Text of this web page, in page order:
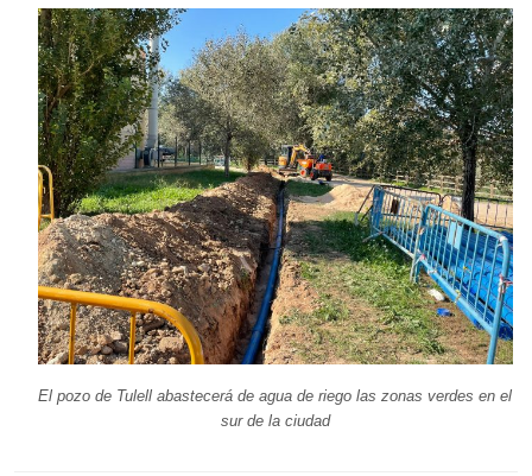
El pozo de Tulell abastecerá de agua de riego las zonas verdes en el
sur de la ciudad